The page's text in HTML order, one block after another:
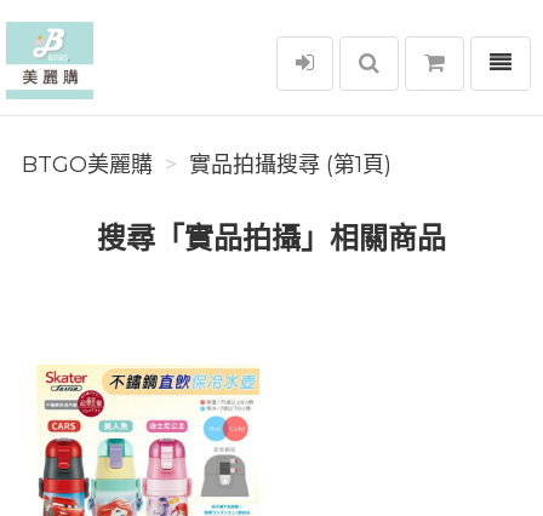
BTGO美麗購
選單
BTGO美麗購 實品拍攝搜尋 (第1頁)
搜尋「實品拍攝」相關商品